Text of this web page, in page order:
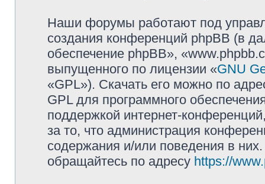
Наши форумы работают под
создания конференций phpBB (в
обеспечение phpBB»,
выпущенного по лицензии «GNU
«GPL»). Скачать его можно по
GPL для программного
поддержкой интернет-
за то, что администрация
содержания и/или поведения в
обращайтесь по адресу https://